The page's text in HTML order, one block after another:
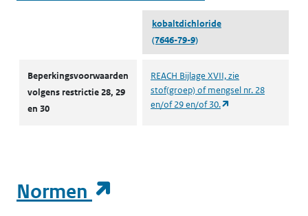
kobaltdichloride
(7646-79-9)
Beperkingsvoorwaarden
volgens restrictie 28, 29
en 30
REACH Bijlage XVII, zie
stof(groep) of mengsel nr. 28
en/of 29 en/of 30.
Normen